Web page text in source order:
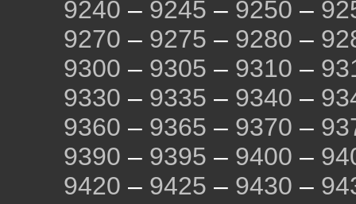
9240 – 9245 – 9250 –
9270 – 9275 – 9280 –
9300 – 9305 – 9310 –
9330 – 9335 – 9340 –
9360 – 9365 – 9370 –
9390 – 9395 – 9400 –
9420 – 9425 – 9430 –